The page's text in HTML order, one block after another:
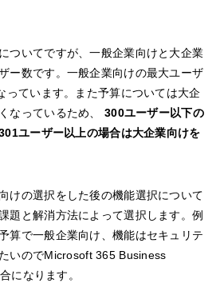
ついてですが、一般企業向けと大企業
ー数です。一般企業向けの最大ユーザ
っています。また予算については大企
なっているため、300ユーザー以下の
ユーザー以上の場合は大企業向けを
けの選択をした後の機能選択について
題と解消方法によって選択します。例
算で一般企業向け、機能はセキュリテ
いのでMicrosoft 365 Business
になります。